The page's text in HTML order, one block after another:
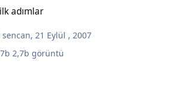
adımlar
, 21 Eylül , 2007
2,7b görüntü